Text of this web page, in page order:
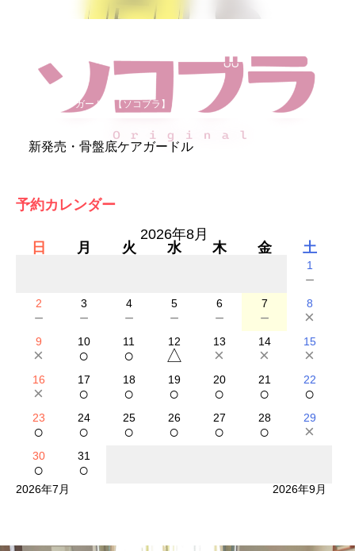
骨盤底ケアガードル【ソコブラ】
新発売・骨盤底ケアガードル
予約カレンダー
2026年8月
日
月 火 水 木 金 土
1
－
2
－
3
－
4
－
5
－
6
－
7
－
8
×
9
×
10
○
11
○
12
△
13
×
14
×
15
×
16
×
17
○
18
○
19
○
20
○
21
○
22
○
23
○
24
○
25
○
26
○
27
○
28
○
29
×
30
○
31
○
2026年7月 2026年9月